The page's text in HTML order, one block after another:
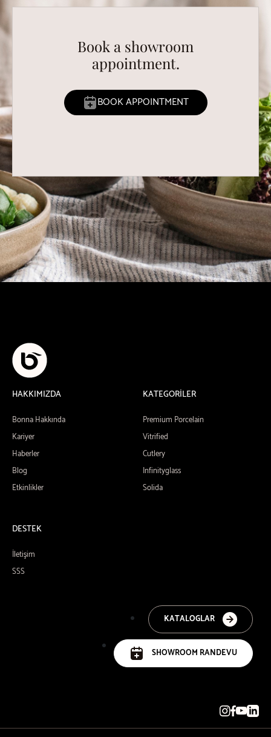
Book a showroom
appointment.
BOOK APPOINTMENT
HAKKIMIZDA
Bonna Hakkında
Kariyer
Haberler
Blog
Etkinlikler
KATEGORİLER
Premium Porcelain
Vitrified
Cutlery
Infinityglass
Solida
DESTEK
İletişim
SSS
KATALOGLAR
SHOWROOM RANDEVU